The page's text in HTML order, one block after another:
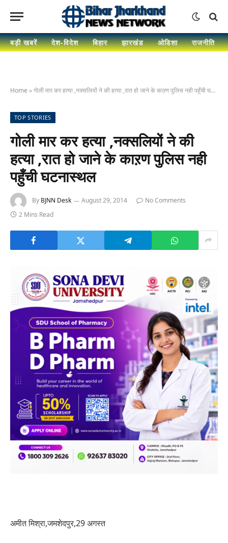
बड़ी खबरें देश-विदेश बिहार झारखंड ओडिशा राजनीति
Home »गोली मार कर हत्या ,नक्सलियों ने की हत्या ,रात हो जाने के काऱण पुलिस नही पहुँची घटनास्थल
TOP STORIES
गोली मार कर हत्या ,नक्सलियों ने की
हत्या ,रात हो जाने के काऱण पुलिस नही
पहुँची घटनास्थल
By BJNN Desk August 29, 2014
No Comments
2 Mins Read
अमीत मिश्रा,जमशेदपुर,29 अगस्त